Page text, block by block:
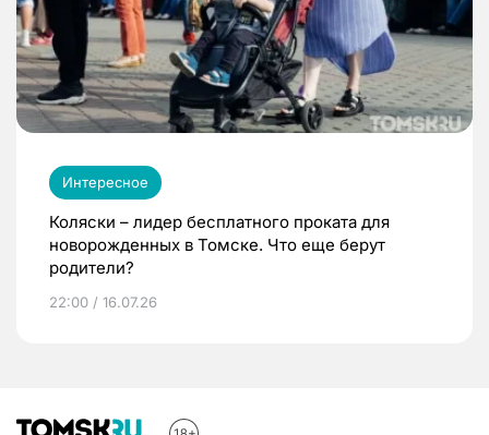
Интересное
Коляски – лидер бесплатного проката для
новорожденных в Томске. Что еще берут
родители?
22:00 / 16.07.26